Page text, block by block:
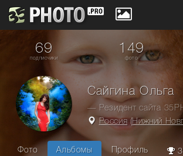
69
подписчики
149
фото
Сайгина Ольга
— Резидент сайта
Россия (Нижний
Фото Альбомы Профиль